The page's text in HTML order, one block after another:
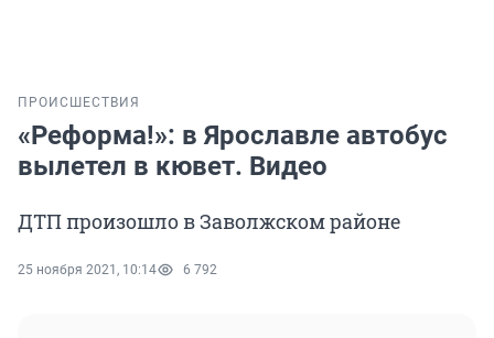
ПРОИСШЕСТВИЯ
«Реформа!»: в Ярославле автобус
вылетел в кювет. Видео
ДТП произошло в Заволжском районе
25 ноября 2021, 10:14 6 792